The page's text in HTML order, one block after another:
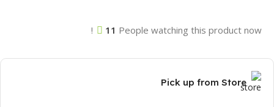
11 People watching this product now!
Pick up from Store